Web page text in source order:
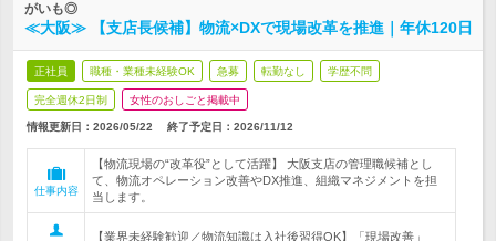
がいも◎
≪大阪≫ 【支店長候補】物流×DXで現場改革を推進｜年休120日
正社員 職種・業種未経験OK 急募 転勤なし 学歴不問
完全週休2日制 女性のおしごと掲載中
情報更新日：2026/05/22 終了予定日： 2026/11/12
仕事内容
【物流現場の“改革役”として活躍】 大阪支店の管理職候補とし
て、物流オペレーション改善やDX推進、組織マネジメントを担
当します。
【業界未経験歓迎／物流知識は入社後習得OK】「現場改善」